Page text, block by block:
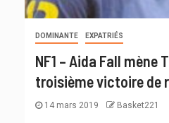
DOMINANTE EXPATRIÉS
NF1 – Aida Fall mène
troisième victoire de
14 mars 2019 Basket221